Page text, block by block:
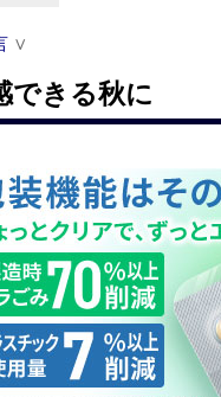
∨
できる秋に